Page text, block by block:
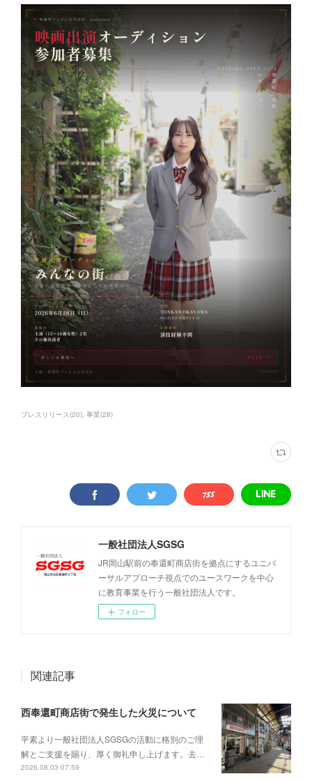
プレスリリース(20) 事業(28)
一般社団法人SGSG
JR岡山駅前の奉還町商店街を拠点にするユニバ
ーサルアプローチ視点でのユースワークを中心
に教育事業を行う一般社団法人です。
フォロー
関連記事
西奉還町商店街で発生した火災について
平素より一般社団法人SGSGの活動に格別のご理
解とご支援を賜り、厚く御礼申し上げます。去…
2026.08.03 07:59